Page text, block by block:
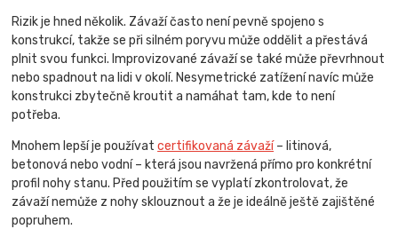
Rizik je hned několik. Závaží často není pevně spojeno s
konstrukcí, takže se při silném poryvu může oddělit a přestává
plnit svou funkci. Improvizované závaží se také může převrhnout
nebo spadnout na lidi v okolí. Nesymetrické zatížení navíc může
konstrukci zbytečně kroutit a namáhat tam, kde to není
potřeba.
Mnohem lepší je používatcertifikovaná závaží– litinová,
betonová nebo vodní – která jsou navržená přímo pro konkrétní
profil nohy stanu. Před použitím se vyplatí zkontrolovat, že
závaží nemůže z nohy sklouznout a že je ideálně ještě zajištěné
popruhem.